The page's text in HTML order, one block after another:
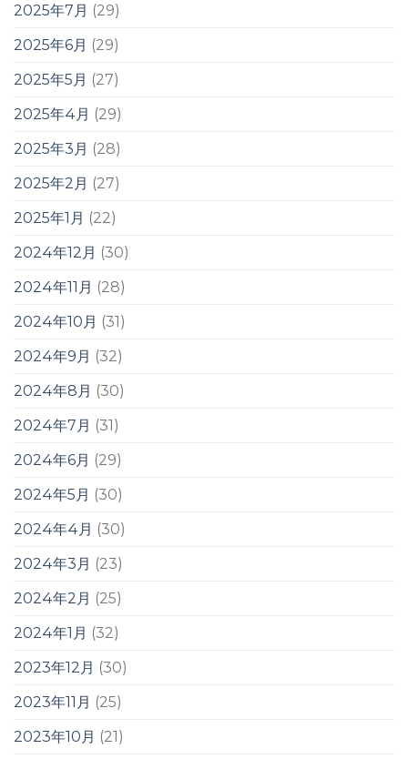
2025年7月 (29)
2025年6月 (29)
2025年5月 (27)
2025年4月 (29)
2025年3月 (28)
2025年2月 (27)
2025年1月 (22)
2024年12月 (30)
2024年11月 (28)
2024年10月 (31)
2024年9月 (32)
2024年8月 (30)
2024年7月 (31)
2024年6月 (29)
2024年5月 (30)
2024年4月 (30)
2024年3月 (23)
2024年2月 (25)
2024年1月 (32)
2023年12月 (30)
2023年11月 (25)
2023年10月 (21)